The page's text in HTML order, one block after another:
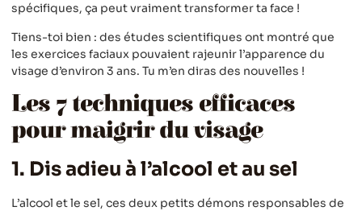
spécifiques, ça peut vraiment transformer ta face !
Tiens-toi bien : des études scientifiques ont montré que
les exercices faciaux pouvaient rajeunir l’apparence du
visage d’environ 3 ans. Tu m’en diras des nouvelles !
Les 7 techniques efficaces
pour maigrir du visage
1. Dis adieu à l’alcool et au sel
L’alcool et le sel, ces deux petits démons responsables de